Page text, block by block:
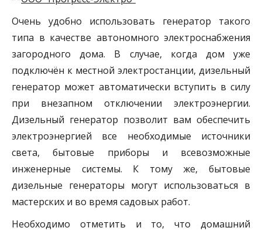
Очень удобно использовать генератор такого
типа в качестве автономного электроснабжения
загородного дома. В случае, когда дом уже
подключён к местной электростанции, дизельный
генератор может автоматически вступить в силу
при внезапном отключении электроэнергии.
Дизельный генератор позволит вам обеспечить
электроэнергией все необходимые источники
света, бытовые приборы и всевозможные
инженерные системы. К тому же, бытовые
дизельные генераторы могут использоваться в
мастерских и во время садовых работ.
Необходимо отметить и то, что домашний